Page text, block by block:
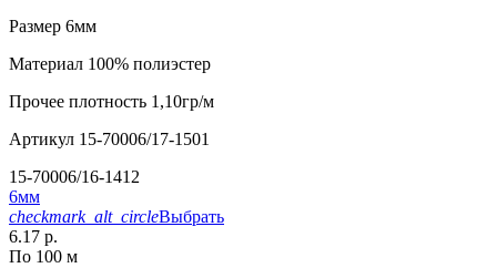
Размер 6мм
Материал 100% полиэстер
Прочее плотность 1,10гр/м
Артикул 15-70006/17-1501
15-70006/16-1412
6мм
checkmark_alt_circleВыбрать
6.17 р.
По 100 м